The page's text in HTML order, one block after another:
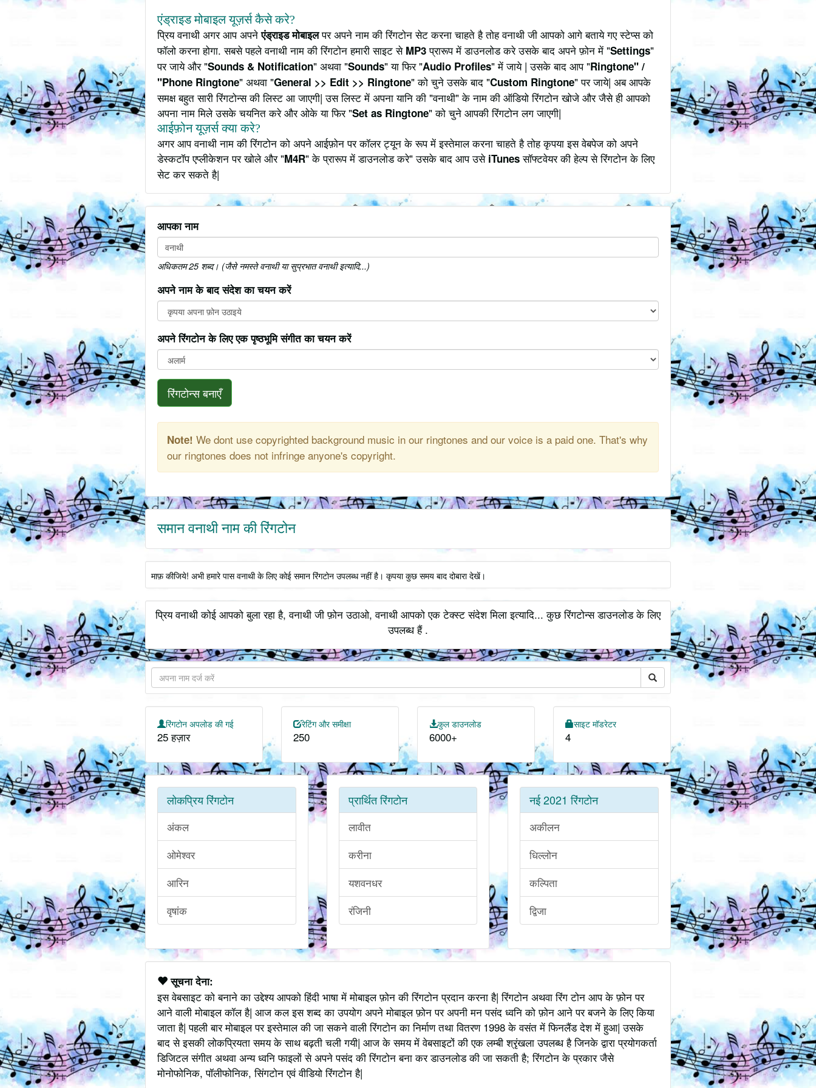
एंड्राइड मोबाइल यूज़र्स कैसे करे?
प्रिय वनाथी अगर आप अपनेएंड्राइड मोबाइलपर अपने नाम की रिंगटोन सेट करना चाहते है तोह वनाथी जी आपको आगे बताये गए स्टेप्स को
फॉलो करना होगा. सबसे पहले वनाथी नाम की रिंगटोन हमारी साइट से MP3प्रारूप में डाउनलोड करे उसके बाद अपने फ़ोन में "Settings"
पर जाये और "Sounds & Notification" अथवा "Sounds" या फिर "Audio Profiles" में जाये | उसके बाद आप "Ringtone" /
"Phone Ringtone" अथवा "General >> Edit >> Ringtone" को चुने उसके बाद "Custom Ringtone" पर जाये| अब आपके
समक्ष बहुत सारी रिंगटोन्स की लिस्ट आ जाएगी| उस लिस्ट में अपना यानि की "वनाथी" के नाम की ऑडियो रिंगटोन खोजे और जैसे ही आपको
अपना नाम मिले उसके चयनित करे और ओके या फिर "Set as Ringtone" को चुने आपकी रिंगटोन लग जाएगी|
आईफ़ोन यूज़र्स क्या करे?
अगर आप वनाथी नाम की रिंगटोन को अपने आईफ़ोन पर कॉलर ट्यून के रूप में इस्तेमाल करना चाहते है तोह कृपया इस वेबपेज को अपने
डेस्कटॉप एप्लीकेशन पर खोले और "M4R" के प्रारूप में डाउनलोड करे" उसके बाद आप उसे iTunesसॉफ्टवेयर की हेल्प से रिंगटोन के लिए
सेट कर सकते है|
आपका नाम
अधिकतम 25 शब्द। (जैसे नमस्ते वनाथी या सुप्रभात वनाथी इत्यादि...)
अपने नाम के बाद संदेश का चयन करें
अपने रिंगटोन के लिए एक पृष्ठभूमि संगीत का चयन करें
रिंगटोन्स बनाएँ
Note! We dont use copyrighted background music in our ringtones and our voice is a paid one. That's why
our ringtones does not infringe anyone's copyright.
समान वनाथी नाम की रिंगटोन
माफ़ कीजिये! अभी हमारे पास वनाथी के लिए कोई समान रिंगटोन उपलब्ध नहीं है। कृपया कुछ समय बाद दोबारा देखें।
प्रिय वनाथी कोई आपको बुला रहा है, वनाथी जी फ़ोन उठाओ, वनाथी आपको एक टेक्स्ट संदेश मिला इत्यादि... कुछ रिंगटोन्स डाउनलोड के लिए
उपलब्ध हैं .
रिंगटोन अपलोड की गई
25 हज़ार
रेटिंग और समीक्षा
250
कुल डाउनलोड
6000+
साइट मॉडरेटर
4
लोकप्रिय रिंगटोन
अंकल
ओमेश्वर
आरिन
वृषांक
प्रार्थित रिंगटोन
लावीत
करीना
यशवनधर
रंजिनी
नई 2021 रिंगटोन
अकीलन
धिल्लोन
कल्पिता
द्विजा
सूचना देना:
इस वेबसाइट को बनाने का उद्देश्य आपको हिंदी भाषा में मोबाइल फ़ोन की रिंगटोन प्रदान करना है| रिंगटोन अथवा रिंग टोन आप के फ़ोन पर
आने वाली मोबाइल कॉल है| आज कल इस शब्द का उपयोग अपने मोबाइल फ़ोन पर अपनी मन पसंद ध्वनि को फ़ोन आने पर बजने के लिए किया
जाता है| पहली बार मोबाइल पर इस्तेमाल की जा सकने वाली रिंगटोन का निर्माण तथा वितरण 1998 के वसंत में फिनलैंड देश में हुआ| उसके
बाद से इसकी लोकप्रियता समय के साथ बढ़ती चली गयी| आज के समय में वेबसाइटों की एक लम्बी श्रृंखला उपलब्ध है जिनके द्वारा प्रयोगकर्ता
डिजिटल संगीत अथवा अन्य ध्वनि फाइलों से अपने पसंद की रिंगटोन बना कर डाउनलोड की जा सकती है; रिंगटोन के प्रकार जैसे
मोनोफोनिक, पॉलीफोनिक, सिंगटोन एवं वीडियो रिंगटोन है|